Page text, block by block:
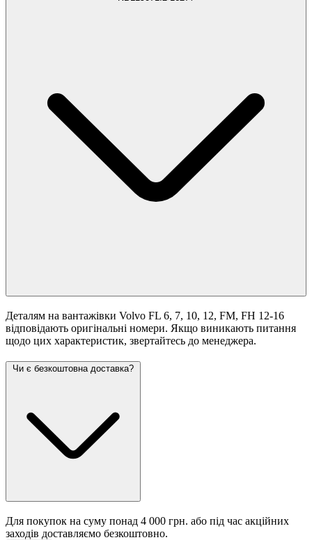
Деталям на вантажівки Volvo FL 6, 7, 10, 12, FM, FH 12-16
відповідають оригінальні номери. Якщо виникають питання
щодо цих характеристик, звертайтесь до менеджера.
Чи є безкоштовна доставка?
Для покупок на суму понад 4 000 грн. або під час акційних
заходів доставляємо безкоштовно.